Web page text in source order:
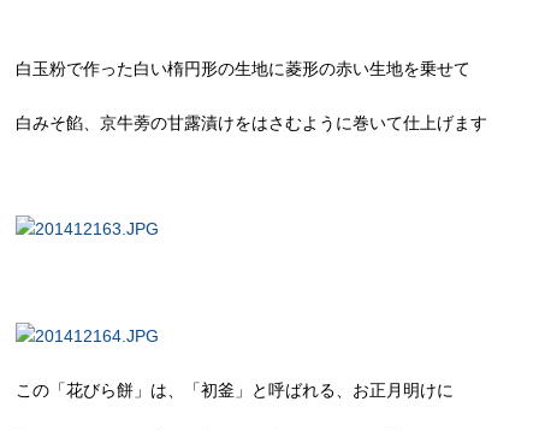
白玉粉で作った白い楕円形の生地に菱形の赤い生地を乗せて
白みそ餡、京牛蒡の甘露漬けをはさむように巻いて仕上げます
この「花びら餅」は、「初釜」と呼ばれる、お正月明けに